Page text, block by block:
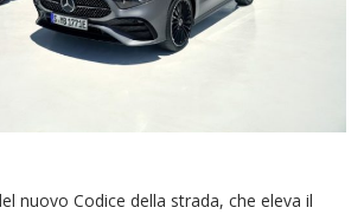
nuovo Codice della strada, che eleva il